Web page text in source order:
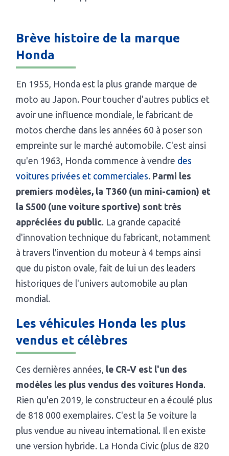
Brève histoire de la marque
Honda
En 1955, Honda est la plus grande marque de
moto au Japon. Pour toucher d'autres publics et
avoir une influence mondiale, le fabricant de
motos cherche dans les années 60 à poser son
empreinte sur le marché automobile. C'est ainsi
qu'en 1963, Honda commence à vendre des
voitures privées et commerciales. Parmi les
premiers modèles, la T360 (un mini-camion) et
la S500 (une voiture sportive) sont très
appréciées du public. La grande capacité
d'innovation technique du fabricant, notamment
à travers l'invention du moteur à 4 temps ainsi
que du piston ovale, fait de lui un des leaders
historiques de l'univers automobile au plan
mondial.
Les véhicules Honda les plus
vendus et célèbres
Ces dernières années, le CR-V est l'un des
modèles les plus vendus des voitures Honda.
Rien qu'en 2019, le constructeur en a écoulé plus
de 818 000 exemplaires. C'est la 5e voiture la
plus vendue au niveau international. Il en existe
une version hybride. La Honda Civic (plus de 820